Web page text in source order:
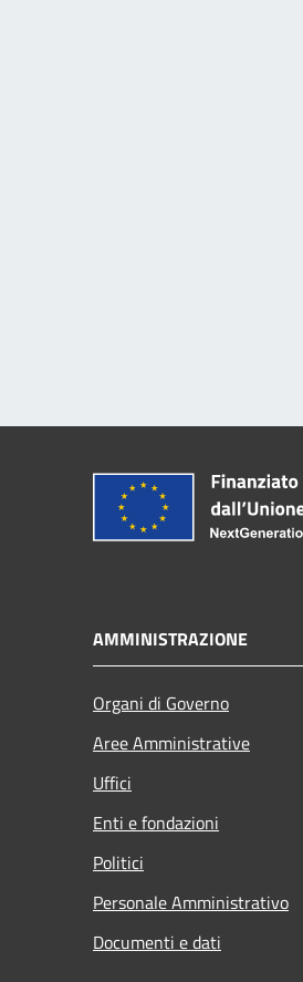
AMMINISTRAZIONE
Organi di Governo
Aree Amministrative
Uffici
Enti e fondazioni
Politici
Personale Amministrativo
Documenti e dati